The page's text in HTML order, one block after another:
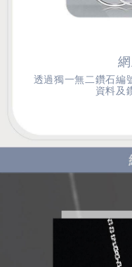
透過獨一無二鑽石編
資料及